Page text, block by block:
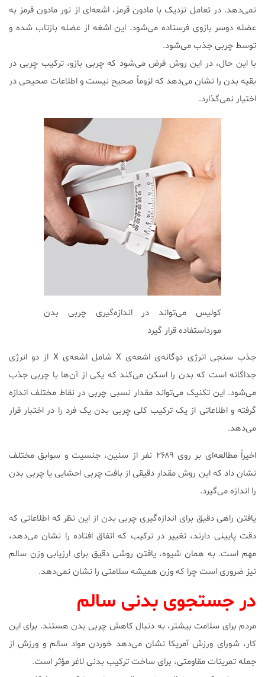
نمی‌دهد. در تعامل نزدیک با مادون قرمز، اشعه‌ای از نور مادون قرمز به
عضله دوسر بازوی فرستاده می‌شود. این اشغه از عضله بازتاب شده و
توسط چربی جذب می‌شود.
با این حال، در این روش فرض می‌شود که چربی بازو، ترکیب چربی در
بقیه بدن را نشان می‌دهد که لزوماً صحیح نیست و اطلاعات صحیحی در
اختیار نمی‌گذارد.
کولیس می‌تواند در اندازه‌گیری چربی بدن
مورداستفاده قرار گیرد
جذب سنجی انرژی دوگانه‌ی اشعه‌ی X شامل اشعه‌ی X از دو انرژی
جداگانه است که بدن را اسکن می‌کند که یکی از آن‌ها با چربی جذب
می‌شود. این تکنیک می‌تواند مقدار نسبی چربی در نقاط مختلف اندازه
گرفته و اطلاعاتی از یک ترکیب کلی چربی بدن یک فرد را در اختبار قرار
می‌دهد.
اخیراً مطالعه‌ای بر روی ۲۶۸۹ نفر از سنین، جنسیت و سوابق مختلف
نشان داد که این روش مقدار دقیقی از بافت چربی احشایی یا چربی بدن
را اندازه می‌گیرد.
یافتن راهی دقیق برای اندازه‌گیری چربی بدن از این نظر که اطلاعاتی که
دقت پایینی دارند، تغییر در ترکیب که اتفاق افتاده را نشان می‌دهد،
مهم است. به همان شیوه، یافتن روشی دقیق برای ارزیابی وزن سالم
نیز ضروری است چرا که وزن همیشه سلامتی را نشان نمی‌دهد.
در جستجوی بدنی سالم
مردم برای سلامت بیشتر، به دنبال کاهش چربی بدن هستند. برای این
کار، شورای ورزش آمریکا نشان می‌دهد خوردن مواد سالم و ورزش از
جمله تمرینات مقاومتی، برای ساخت ترکیب بدنی لاغر مؤثر است.